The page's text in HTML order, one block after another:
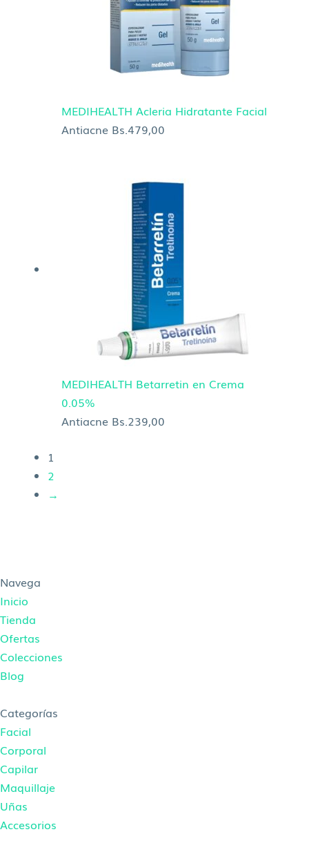
MEDIHEALTH Acleria Hidratante Facial
Antiacne Bs.479,00
MEDIHEALTH Betarretin en Crema
0.05%
Antiacne Bs.239,00
1
2
→
Navega
Inicio
Tienda
Ofertas
Colecciones
Blog
Categorías
Facial
Corporal
Capilar
Maquillaje
Uñas
Accesorios